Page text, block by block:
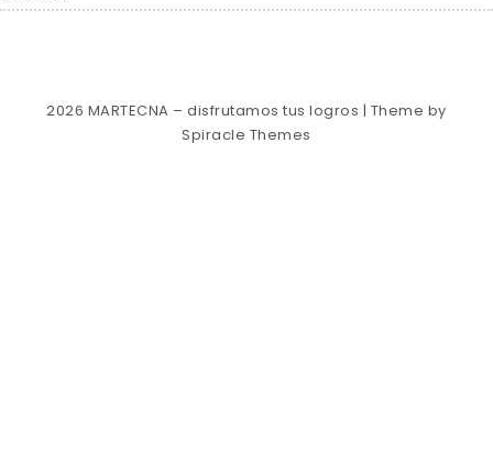
2026 MARTECNA – disfrutamos tus logros | Theme by
Spiracle Themes